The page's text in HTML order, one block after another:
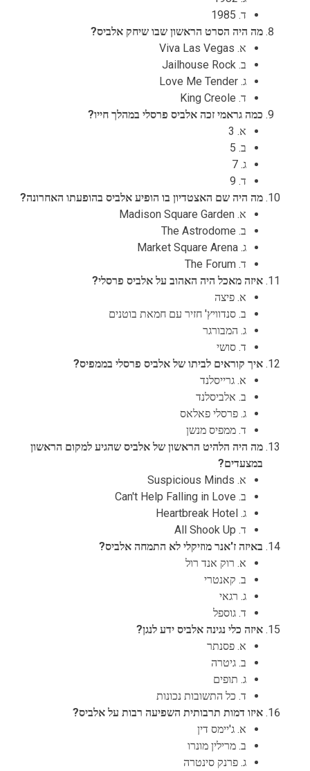
ד. 1985
מה היה הסרט הראשון שבו שיחק אלביס?
א. Viva Las Vegas
ב. Jailhouse Rock
ג. Love Me Tender
ד. King Creole
כמה גראמי זכה אלביס פרסלי במהלך חייו?
א. 3
ב. 5
ג. 7
ד. 9
מה היה שם האצטדיון בו הופיע אלביס בהופעתו האחרונה?
א. Madison Square Garden
ב. The Astrodome
ג. Market Square Arena
ד. The Forum
איזה מאכל היה האהוב על אלביס פרסלי?
א. פיצה
ב. סנדוויץ' חזיר עם חמאת בוטנים
ג. המבורגר
ד. סושי
איך קוראים לביתו של אלביס פרסלי בממפיס?
א. גרייסלנד
ב. אלביסלנד
ג. פרסלי פאלאס
ד. ממפיס מנשן
מה היה הלהיט הראשון של אלביס שהגיע למקום הראשון
במצעדים?
א. Suspicious Minds
ב. Can't Help Falling in Love
ג. Heartbreak Hotel
ד. All Shook Up
באיזה ז'אנר מוזיקלי לא התמחה אלביס?
א. רוק אנד רול
ב. קאנטרי
ג. רגאי
ד. גוספל
איזה כלי נגינה אלביס ידע לנגן?
א. פסנתר
ב. גיטרה
ג. תופים
ד. כל התשובות נכונות
איזו דמות תרבותית השפיעה רבות על אלביס?
א. ג'יימס דין
ב. מרילין מונרו
ג. פרנק סינטרה